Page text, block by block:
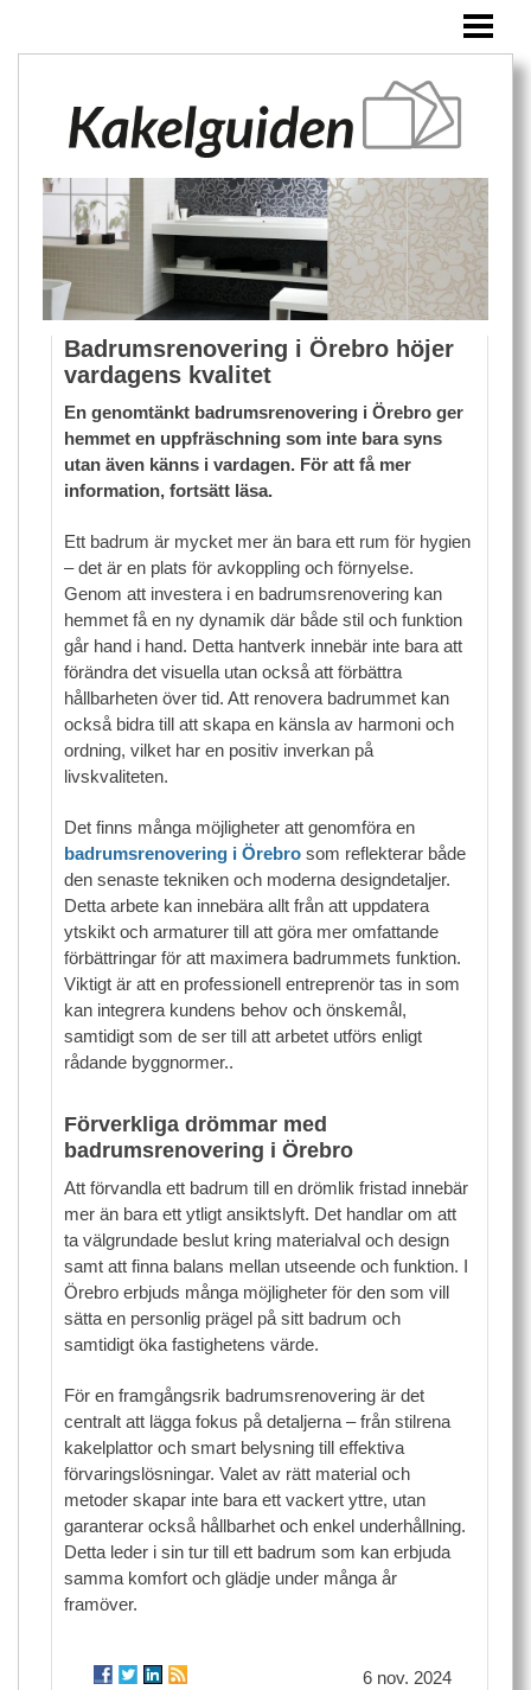
ÖVRIGA PRODUKTER
BLOGG
Badrumsrenovering i Örebro höjer
vardagens kvalitet
En genomtänkt badrumsrenovering i Örebro ger
hemmet en uppfräschning som inte bara syns
utan även känns i vardagen. För att få mer
information, fortsätt läsa.
Ett badrum är mycket mer än bara ett rum för hygien
– det är en plats för avkoppling och förnyelse.
Genom att investera i en badrumsrenovering kan
hemmet få en ny dynamik där både stil och funktion
går hand i hand. Detta hantverk innebär inte bara att
förändra det visuella utan också att förbättra
hållbarheten över tid. Att renovera badrummet kan
också bidra till att skapa en känsla av harmoni och
ordning, vilket har en positiv inverkan på
livskvaliteten.
Det finns många möjligheter att genomföra en
badrumsrenovering i Örebro som reflekterar både
den senaste tekniken och moderna designdetaljer.
Detta arbete kan innebära allt från att uppdatera
ytskikt och armaturer till att göra mer omfattande
förbättringar för att maximera badrummets funktion.
Viktigt är att en professionell entreprenör tas in som
kan integrera kundens behov och önskemål,
samtidigt som de ser till att arbetet utförs enligt
rådande byggnormer..
Förverkliga drömmar med
badrumsrenovering i Örebro
Att förvandla ett badrum till en drömlik fristad innebär
mer än bara ett ytligt ansiktslyft. Det handlar om att
ta välgrundade beslut kring materialval och design
samt att finna balans mellan utseende och funktion. I
Örebro erbjuds många möjligheter för den som vill
sätta en personlig prägel på sitt badrum och
samtidigt öka fastighetens värde.
För en framgångsrik badrumsrenovering är det
centralt att lägga fokus på detaljerna – från stilrena
kakelplattor och smart belysning till effektiva
förvaringslösningar. Valet av rätt material och
metoder skapar inte bara ett vackert yttre, utan
garanterar också hållbarhet och enkel underhållning.
Detta leder i sin tur till ett badrum som kan erbjuda
samma komfort och glädje under många år
framöver.
6 nov. 2024